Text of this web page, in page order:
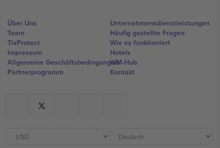
Über Uns
Team
TixProtect
Impressum
Allgemeine Geschäftsbedingungen
Partnerprogramm
Unternehmensdienstleistungen
Häufig gestellte Fragen
Wie es funktioniert
Hotels
WM-Hub
Kontakt